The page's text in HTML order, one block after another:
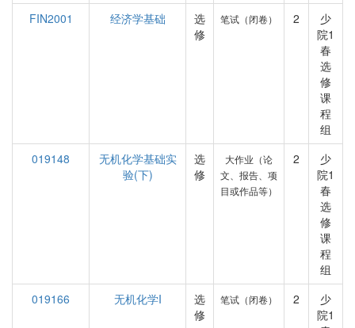
FIN2001
经济学基础
选
修
笔试（闭卷） 2
少
院1
春
选
修
课
程
组
019148
无机化学基础实
验(下)
选
修
大作业（论
文、报告、项
目或作品等）
2
少
院1
春
选
修
课
程
组
019166
无机化学I
选
修
笔试（闭卷） 2
少
院1